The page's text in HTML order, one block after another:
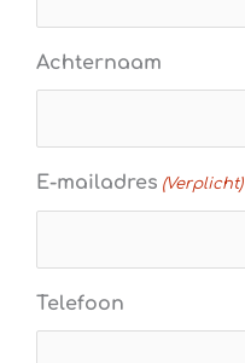
Achternaam
E-mailadres (Verplicht)
Telefoon